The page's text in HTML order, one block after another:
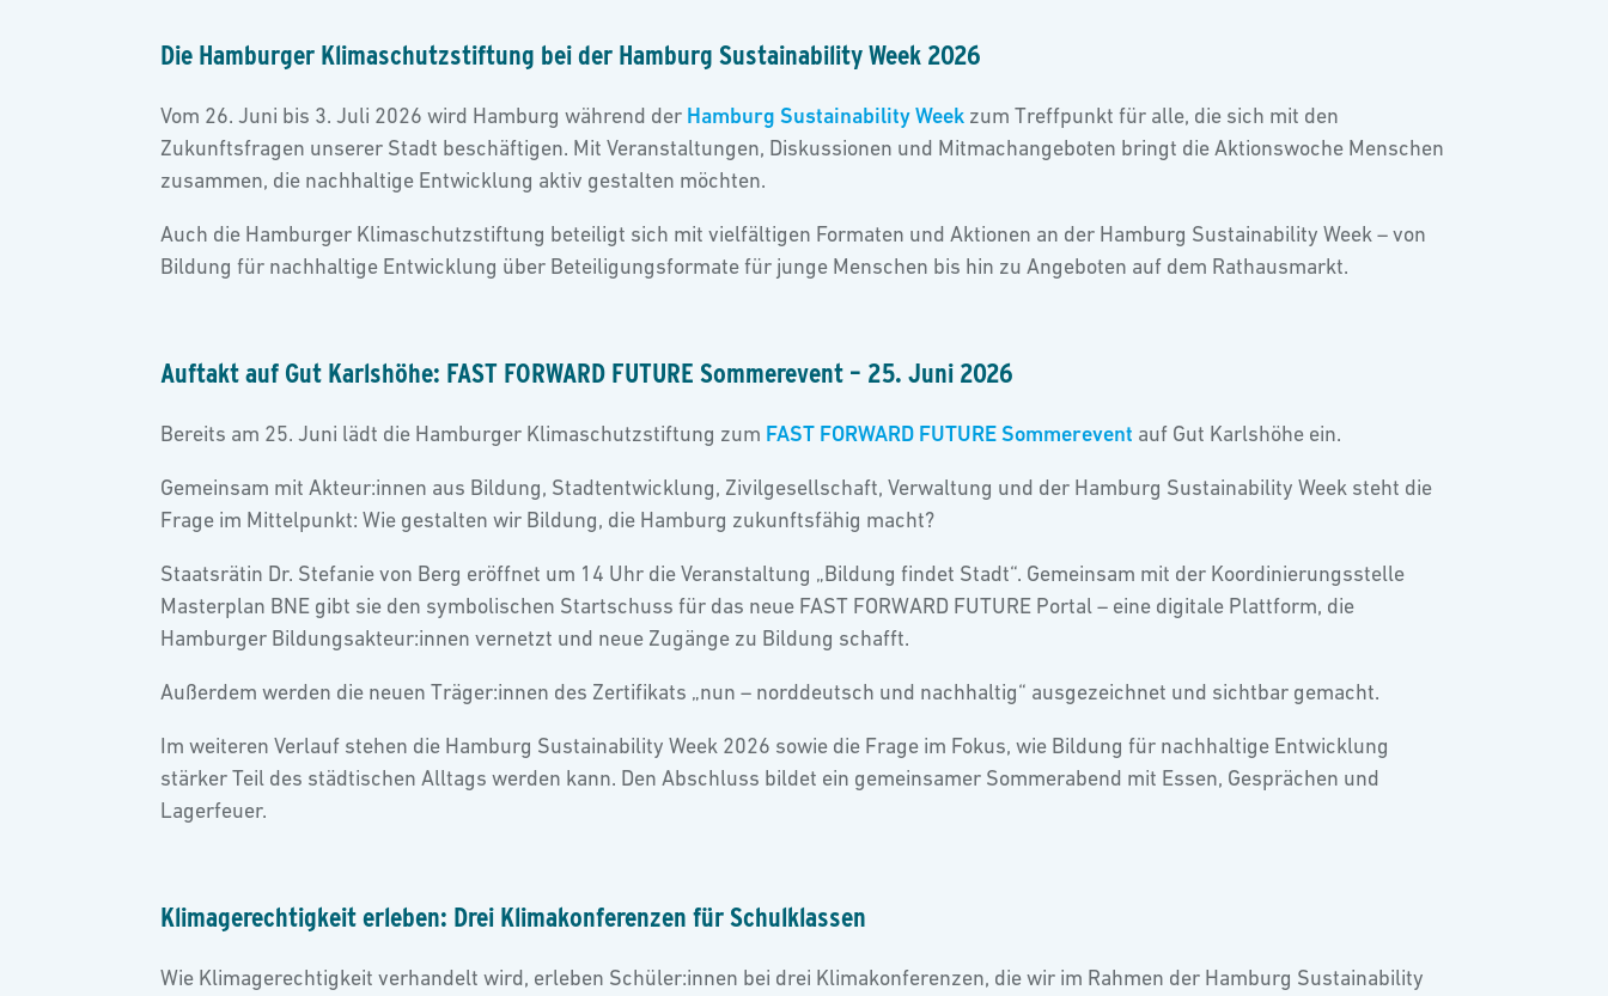
Die Hamburger Klimaschutzstiftung bei der Hamburg Sustainability Week 2026
Vom 26. Juni bis 3. Juli 2026 wird Hamburg während der Hamburg Sustainability Week zum Treffpunkt für alle, die sich mit den
Zukunftsfragen unserer Stadt beschäftigen. Mit Veranstaltungen, Diskussionen und Mitmachangeboten bringt die Aktionswoche Menschen
zusammen, die nachhaltige Entwicklung aktiv gestalten möchten.
Auch die Hamburger Klimaschutzstiftung beteiligt sich mit vielfältigen Formaten und Aktionen an der Hamburg Sustainability Week – von
Bildung für nachhaltige Entwicklung über Beteiligungsformate für junge Menschen bis hin zu Angeboten auf dem Rathausmarkt.
Auftakt auf Gut Karlshöhe: FAST FORWARD FUTURE Sommerevent – 25. Juni 2026
Bereits am 25. Juni lädt die Hamburger Klimaschutzstiftung zum FAST FORWARD FUTURE Sommerevent auf Gut Karlshöhe ein.
Gemeinsam mit Akteur:innen aus Bildung, Stadtentwicklung, Zivilgesellschaft, Verwaltung und der Hamburg Sustainability Week steht die
Frage im Mittelpunkt: Wie gestalten wir Bildung, die Hamburg zukunftsfähig macht?
Staatsrätin Dr. Stefanie von Berg eröffnet um 14 Uhr die Veranstaltung „Bildung findet Stadt“. Gemeinsam mit der Koordinierungsstelle
Masterplan BNE gibt sie den symbolischen Startschuss für das neue FAST FORWARD FUTURE Portal – eine digitale Plattform, die
Hamburger Bildungsakteur:innen vernetzt und neue Zugänge zu Bildung schafft.
Außerdem werden die neuen Träger:innen des Zertifikats „nun – norddeutsch und nachhaltig“ ausgezeichnet und sichtbar gemacht.
Im weiteren Verlauf stehen die Hamburg Sustainability Week 2026 sowie die Frage im Fokus, wie Bildung für nachhaltige Entwicklung
stärker Teil des städtischen Alltags werden kann. Den Abschluss bildet ein gemeinsamer Sommerabend mit Essen, Gesprächen und
Lagerfeuer.
Klimagerechtigkeit erleben: Drei Klimakonferenzen für Schulklassen
Wie Klimagerechtigkeit verhandelt wird, erleben Schüler:innen bei drei Klimakonferenzen, die wir im Rahmen der Hamburg Sustainability